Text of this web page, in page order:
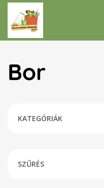
Bor
KATEGÓRIÁK
SZŰRÉS